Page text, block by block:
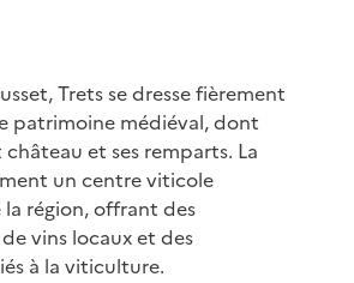
Trets se dresse fièrement
patrimoine médiéval, dont
et ses remparts. La
un centre viticole
région, offrant des
vins locaux et des
à la viticulture.